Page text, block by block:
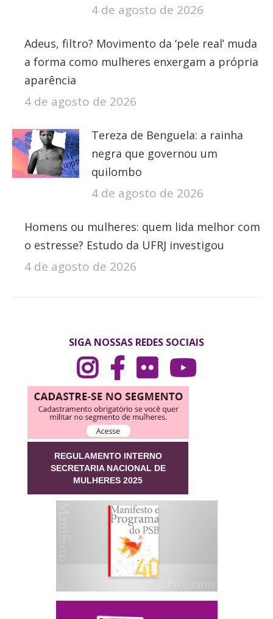
4 de agosto de 2026
Adeus, filtro? Movimento da ‘pele real’ muda
a forma como mulheres enxergam a própria
aparência
4 de agosto de 2026
Tereza de Benguela: a rainha
negra que governou um
quilombo
4 de agosto de 2026
Homens ou mulheres: quem lida melhor com
o estresse? Estudo da UFRJ investigou
4 de agosto de 2026
SIGA NOSSAS REDES SOCIAIS
REGULAMENTO INTERNO
SECRETARIA NACIONAL DE
MULHERES 2025